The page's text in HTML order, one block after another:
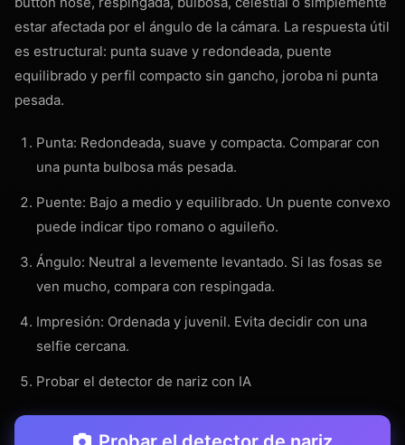
estar afectada por el ángulo de la cámara. La respuesta útil
es estructural: punta suave y redondeada, puente
equilibrado y perfil compacto sin gancho, joroba ni punta
pesada.
Punta: Redondeada, suave y compacta. Comparar con
una punta bulbosa más pesada.
Puente: Bajo a medio y equilibrado. Un puente convexo
puede indicar tipo romano o aguileño.
Ángulo: Neutral a levemente levantado. Si las fosas se
ven mucho, compara con respingada.
Impresión: Ordenada y juvenil. Evita decidir con una
selfie cercana.
Probar el detector de nariz con IA